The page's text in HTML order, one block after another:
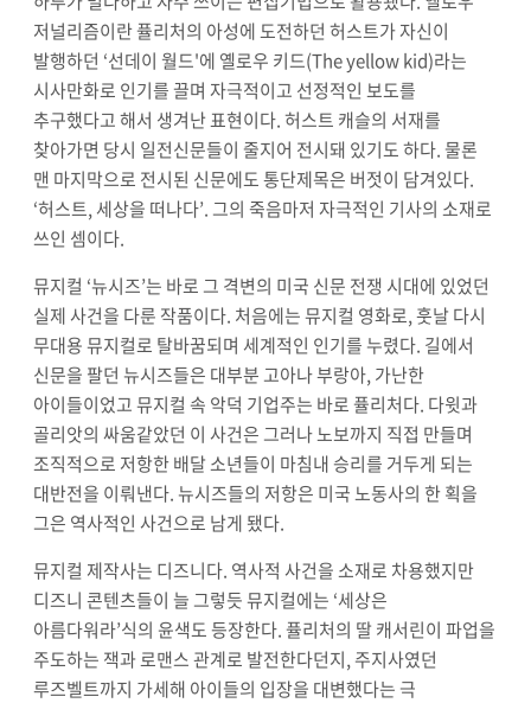
저널리즘이란 퓰리처의 아성에 도전하던 허스트가 자신이
발행하던 ‘선데이 월드'에 옐로우 키드(The yellow kid)라는
시사만화로 인기를 끌며 자극적이고 선정적인 보도를
추구했다고 해서 생겨난 표현이다.허스트 캐슬의 서재를
찾아가면 당시 일전신문들이 줄지어 전시돼 있기도 하다. 물론
맨 마지막으로 전시된 신문에도 통단제목은 버젓이 담겨있다.
‘허스트, 세상을 떠나다’. 그의 죽음마저 자극적인 기사의 소재로
쓰인 셈이다.
뮤지컬 ‘뉴시즈’는 바로 그 격변의 미국 신문 전쟁 시대에 있었던
실제 사건을 다룬 작품이다. 처음에는 뮤지컬 영화로,훗날 다시
무대용 뮤지컬로 탈바꿈되며 세계적인 인기를 누렸다. 길에서
신문을 팔던 뉴시즈들은 대부분 고아나 부랑아, 가난한
아이들이었고뮤지컬 속 악덕 기업주는 바로 퓰리처다. 다윗과
골리앗의 싸움같았던 이 사건은 그러나 노보까지 직접 만들며
조직적으로 저항한 배달 소년들이 마침내 승리를 거두게 되는
대반전을 이뤄낸다. 뉴시즈들의 저항은 미국 노동사의 한 획을
그은 역사적인 사건으로 남게 됐다.
뮤지컬 제작사는 디즈니다. 역사적 사건을 소재로 차용했지만
디즈니 콘텐츠들이 늘 그렇듯 뮤지컬에는 ‘세상은
아름다워라’식의 윤색도 등장한다.퓰리처의 딸 캐서린이 파업을
주도하는 잭과 로맨스 관계로 발전한다던지, 주지사였던
루즈벨트까지 가세해 아이들의 입장을 대변했다는 극